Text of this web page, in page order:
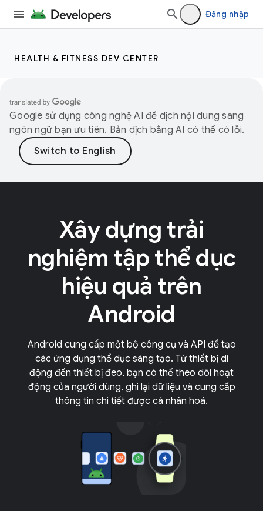
Đăng nhập
HEALTH & FITNESS DEV CENTER
Google sử dụng công nghệ AI để dịch nội dung sang
ngôn ngữ bạn ưu tiên. Bản dịch bằng AI có thể có lỗi.
Xây dựng trải
nghiệm tập thể dục
hiệu quả trên
Android
Android cung cấp một bộ công cụ và API để tạo
các ứng dụng thể dục sáng tạo. Từ thiết bị di
động đến thiết bị đeo, bạn có thể theo dõi hoạt
động của người dùng, ghi lại dữ liệu và cung cấp
thông tin chi tiết được cá nhân hoá.